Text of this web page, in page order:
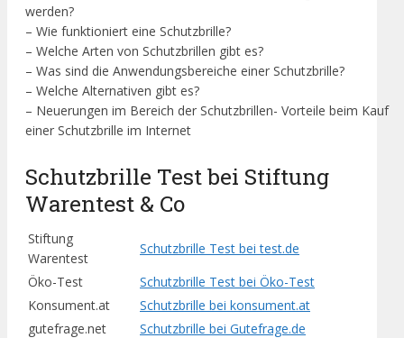
werden?
– Wie funktioniert eine Schutzbrille?
– Welche Arten von Schutzbrillen gibt es?
– Was sind die Anwendungsbereiche einer Schutzbrille?
– Welche Alternativen gibt es?
– Neuerungen im Bereich der Schutzbrillen- Vorteile beim Kauf
einer Schutzbrille im Internet
Schutzbrille Test bei Stiftung
Warentest & Co
Stiftung
Warentest
Schutzbrille Test bei test.de
Öko-Test
Schutzbrille Test bei Öko-Test
Konsument.at
Schutzbrille bei konsument.at
gutefrage.net
Schutzbrille bei Gutefrage.de